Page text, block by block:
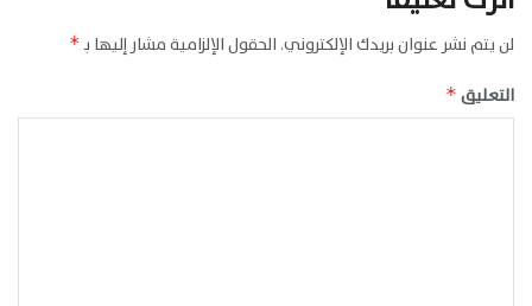
لن يتم نشر عنوان بريدك الإلكتروني. الحقول الإلزامية مشار إليها بـ*
التعليق *